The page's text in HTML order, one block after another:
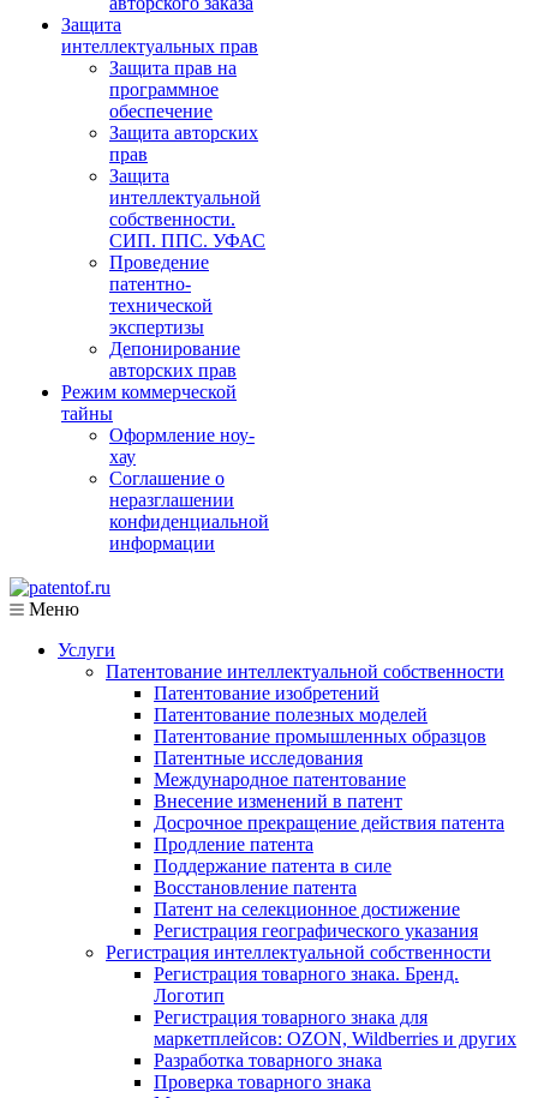
Защита
интеллектуальных прав
Защита прав на
программное
обеспечение
Защита авторских
прав
Защита
интеллектуальной
собственности.
СИП. ППС. УФАС
Проведение
патентно-
технической
экспертизы
Депонирование
авторских прав
Режим коммерческой
тайны
Оформление ноу-
хау
Соглашение о
неразглашении
конфиденциальной
информации
Меню
Услуги
Патентование интеллектуальной собственности
Патентование изобретений
Патентование полезных моделей
Патентование промышленных образцов
Патентные исследования
Международное патентование
Внесение изменений в патент
Досрочное прекращение действия патента
Продление патента
Поддержание патента в силе
Восстановление патента
Патент на селекционное достижение
Регистрация географического указания
Регистрация интеллектуальной собственности
Регистрация товарного знака. Бренд.
Логотип
Регистрация товарного знака для
маркетплейсов: OZON, Wildberries и других
Разработка товарного знака
Проверка товарного знака